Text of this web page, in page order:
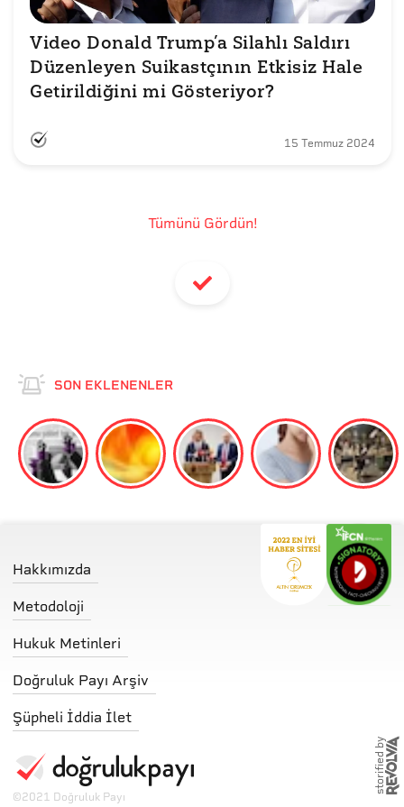
Video Donald Trump’a Silahlı Saldırı
Düzenleyen Suikastçının Etkisiz Hale
Getirildiğini mi Gösteriyor?
15 Temmuz 2024
Tümünü Gördün!
SON EKLENENLER
Hakkımızda
Metodoloji
Hukuk Metinleri
Doğruluk Payı Arşiv
Şüpheli İddia İlet
©2021 Doğruluk Payı
storified by